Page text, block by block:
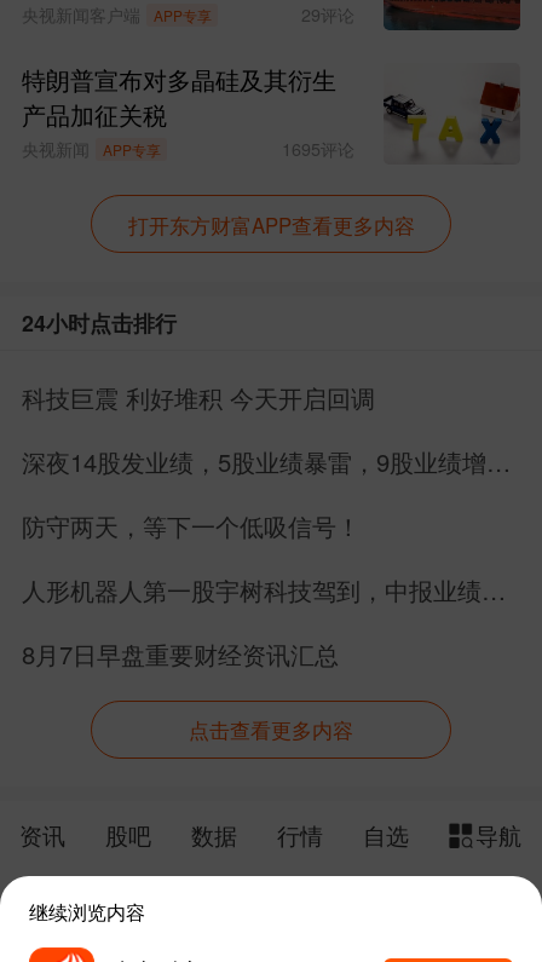
我个人的操作（6.4周四）
【我的加仓计划】
$创金合信全球芯片产业股票(QDII)C$，+
斯麦、台积电
、谷歌等美股大科技龙头，
美股含量更高，昨天上涨4.19%，近一年
上涨84.19%，业绩很好。考虑到全球对AI
AI投入开支和业绩也超预期，或持续刺激
强。我计划布局创金合信全球芯片产业股
票(QDII)C，目前很多美基都限额，以后投
资美股限制很多，这只不限额，老哈抓紧
央视新闻客户端 APP专享 29评论
特朗普宣布对多晶硅及其衍生
产品加征关税
央视新闻 APP专享 1695评论
打开东方财富APP查看更多内容
24小时点击排行
科技巨震 利好堆积 今天开启回调
深夜14股发业绩，5股业绩暴雷，9股业绩增
防守两天，等下一个低吸信号！
人形机器人第一股宇树科技驾到，中报业绩难
8月7日早盘重要财经资讯汇总
点击查看更多内容
资讯 股吧 数据 行情 自选
导航
继续浏览内容